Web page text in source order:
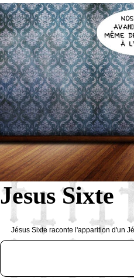
Jesus Sixte
Jésus Sixte raconte l'apparition d'un